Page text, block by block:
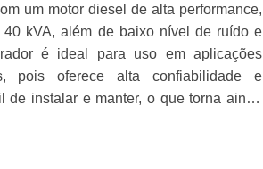
um motor diesel de alta performance,
kVA, além de baixo nível de ruído e
é ideal para uso em aplicações
pois oferece alta confiabilidade e
instalar e manter, o que torna ainda
de qualidade.